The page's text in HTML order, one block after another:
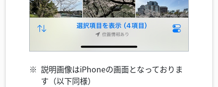
説明画像はiPhoneの画面となっておりま
す（以下同様）